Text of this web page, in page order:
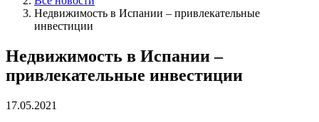
Недвижимость в Испании – привлекательные
инвестиции
Недвижимость в Испании –
привлекательные инвестиции
17.05.2021